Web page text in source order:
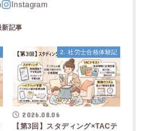
2. 社労士合格体験記
2026.08.06
【第3回】スタディング×TACテ